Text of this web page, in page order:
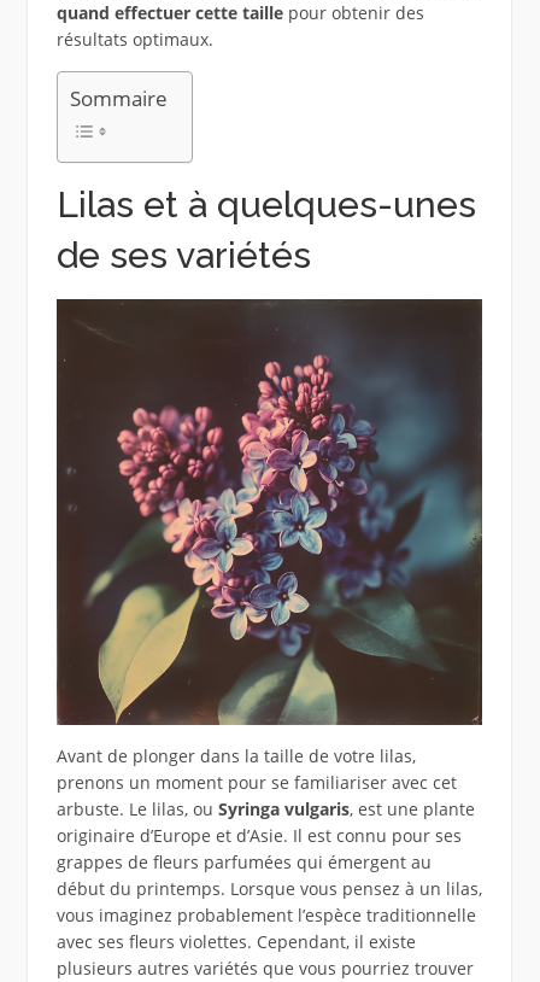
quand effectuer cette taillepour obtenir des
résultats optimaux.
Sommaire
Lilas et à quelques-unes
de ses variétés
Avant de plonger dans la taille de votre lilas,
prenons un moment pour se familiariser avec cet
arbuste. Le lilas, ou Syringa vulgaris, est une plante
originaire d’Europe et d’Asie. Il est connu pour ses
grappes de fleurs parfumées qui émergent au
début du printemps. Lorsque vous pensez à un lilas,
vous imaginez probablement l’espèce traditionnelle
avec ses fleurs violettes. Cependant, il existe
plusieurs autres variétés que vous pourriez trouver